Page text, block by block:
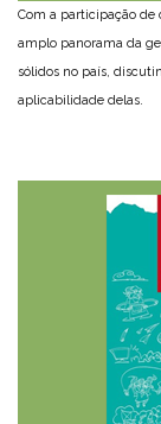
Com a participação de
amplo panorama da
sólidos no país,
aplicabilidade delas.